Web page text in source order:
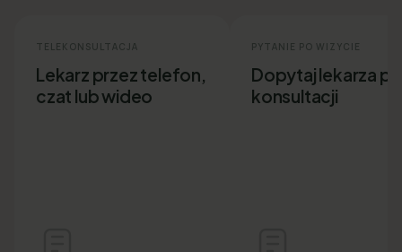
TELEKONSULTACJA
Lekarz przez telefon,
czat lub wideo
PYTANIE PO WIZYCIE
Dopytaj lekarza po
konsultacji